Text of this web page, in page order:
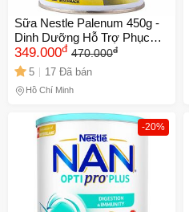
Sữa Nestle Palenum 450g -
Dinh Dưỡng Hỗ Trợ Phục
Hồi Sức Khỏe Cho Người
Ốm, Ung Thư, Suy Dinh
Dưỡng
349.000đ 470.000đ
5 17 Đã bán
Hồ Chí Minh
-20%